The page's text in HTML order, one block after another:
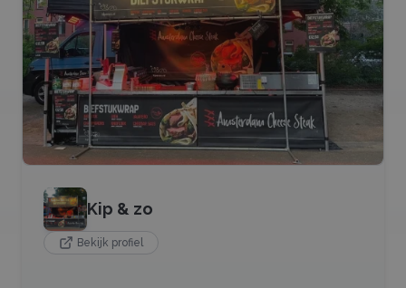
Kip & zo
Bekijk profiel